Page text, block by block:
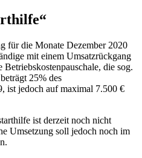
für die Monate Dezember 2020
mit einem Umsatzrückgang
die sog.
25% des
ist jedoch auf maximal 7.500 €
ist derzeit noch nicht
Umsetzung soll jedoch noch im